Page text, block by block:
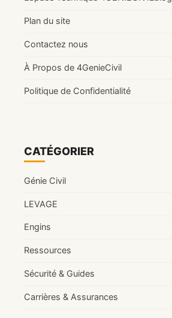
CATÉGORIER
Génie Civil
LEVAGE
Engins
Ressources
Sécurité & Guides
Carrières & Assurances
Plan du site
Contactez nous
À Propos de 4GenieCivil
Politique de Confidentialité